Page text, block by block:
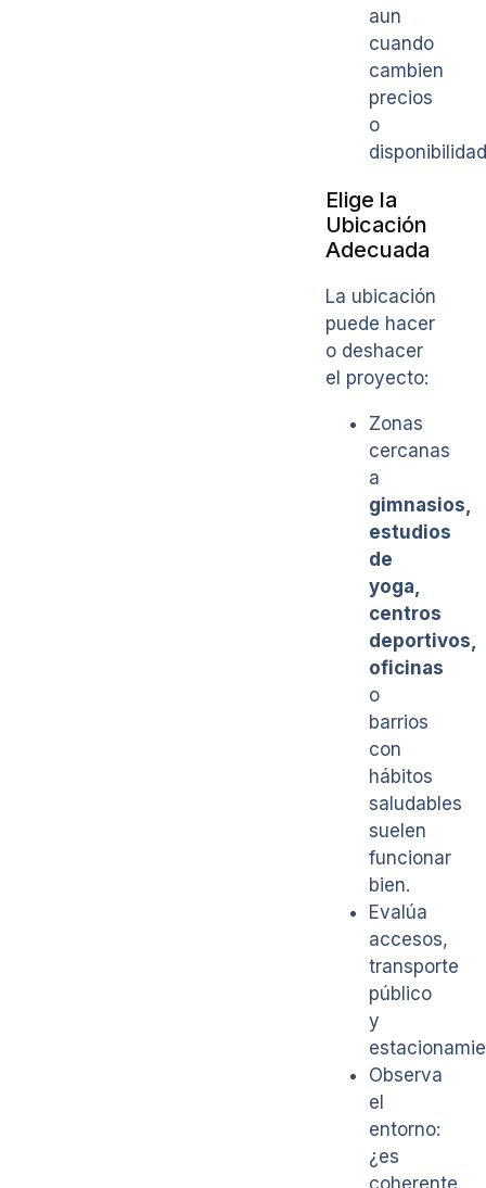
aun
cuando
cambien
precios
o
Elige la
Ubicación
Adecuada
La ubicación
puede hacer
o deshacer
el proyecto:
Zonas
cercanas
a
gimnasios,
estudios
de
yoga,
centros
deportivos,
oficinas
o
barrios
con
hábitos
saludables
suelen
funcionar
bien.
Evalúa
accesos,
transporte
público
y
Observa
el
entorno:
¿es